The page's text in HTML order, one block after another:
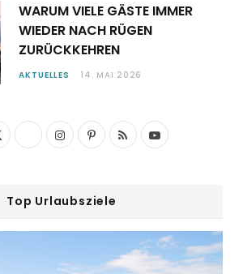
WARUM VIELE GÄSTE IMMER
WIEDER NACH RÜGEN
ZURÜCKKEHREN
AKTUELLES 14. MAI 2026
X
I
P
R
Y
u
Top Urlaubsziele